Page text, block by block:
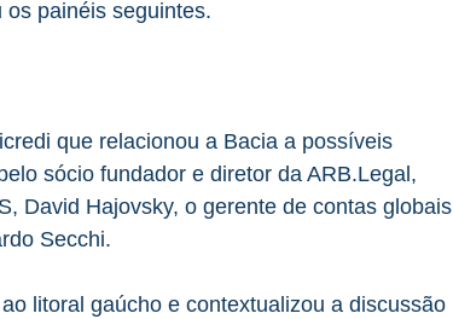
painéis seguintes.
que relacionou a Bacia a possíveis
sócio fundador e diretor da ARB.Legal,
David Hajovsky, o gerente de contas globais
Secchi.
litoral gaúcho e contextualizou a discussão